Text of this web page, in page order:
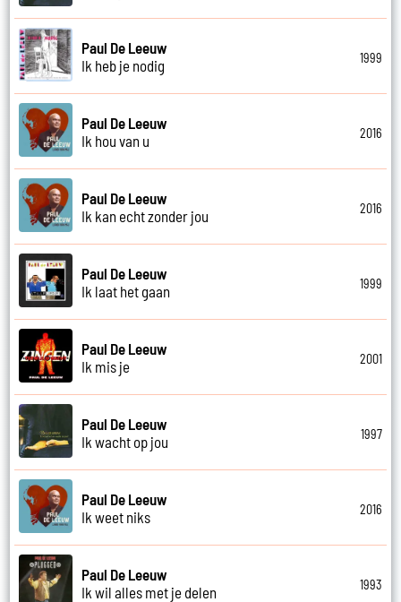
Paul De Leeuw
Ik heb je nodig
1999
Paul De Leeuw
Ik hou van u
2016
Paul De Leeuw
Ik kan echt zonder jou
2016
Paul De Leeuw
Ik laat het gaan
1999
Paul De Leeuw
Ik mis je
2001
Paul De Leeuw
Ik wacht op jou
1997
Paul De Leeuw
Ik weet niks
2016
Paul De Leeuw
Ik wil alles met je delen
1993